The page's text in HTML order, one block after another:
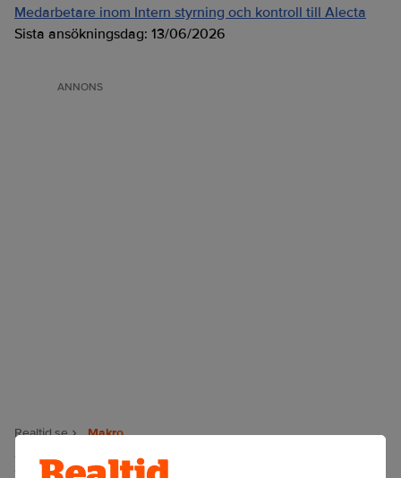
Medarbetare inom Intern styrning och kontroll till Alecta
Sista ansökningsdag: 13/06/2026
ANNONS
Realtid.se Makro
BMW varnar: piratkopior säljs dyrt i